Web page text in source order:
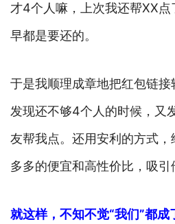
才4个人嘛，上次我还帮XX
早都是要还的。
于是我顺理成章地把红包链
发现还不够4个人的时候，又
友帮我点。还用安利的方式
多多的便宜和高性价比，吸引
就这样， 不知不觉“我们”都成